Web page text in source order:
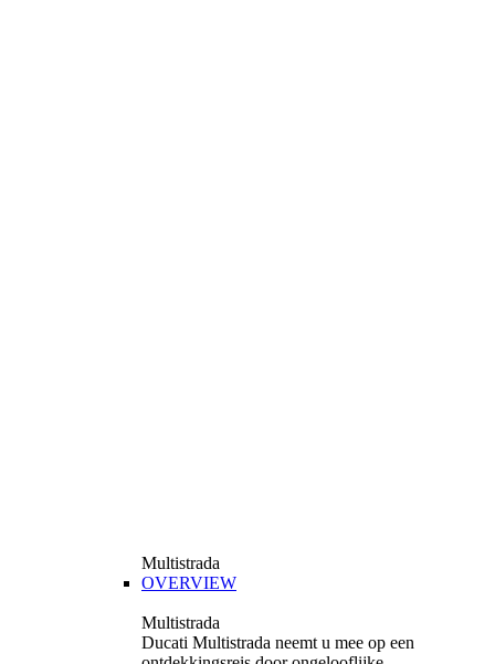
Multistrada
OVERVIEW
Multistrada
Ducati Multistrada neemt u mee op een